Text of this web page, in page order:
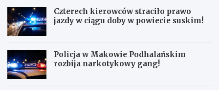
Czterech kierowców straciło prawo
jazdy w ciągu doby w powiecie suskim!
Policja w Makowie Podhalańskim
rozbija narkotykowy gang!